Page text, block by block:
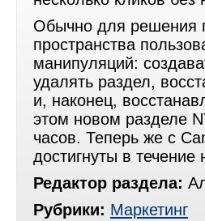
Обычно для решения
пространства
манипуляций:
удалять раздел,
и, наконец,
этом новом разделе
часов. Теперь же с
достигнуты в течение
Редактор раздела:
Рубрики: Маркетинг